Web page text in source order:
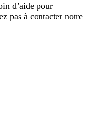
d’aide pour
pas à contacter notre